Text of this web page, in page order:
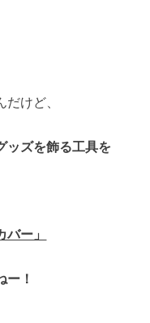
けど、
ッズを飾る工具を
ー」
ー！